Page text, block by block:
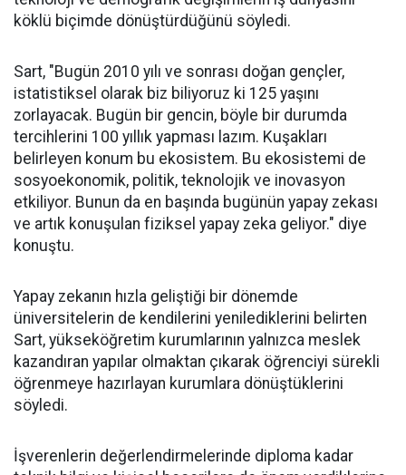
köklü biçimde dönüştürdüğünü söyledi.
Sart, "Bugün 2010 yılı ve sonrası doğan gençler,
istatistiksel olarak biz biliyoruz ki 125 yaşını
zorlayacak. Bugün bir gencin, böyle bir durumda
tercihlerini 100 yıllık yapması lazım. Kuşakları
belirleyen konum bu ekosistem. Bu ekosistemi de
sosyoekonomik, politik, teknolojik ve inovasyon
etkiliyor. Bunun da en başında bugünün yapay zekası
ve artık konuşulan fiziksel yapay zeka geliyor." diye
konuştu.
Yapay zekanın hızla geliştiği bir dönemde
üniversitelerin de kendilerini yenilediklerini belirten
Sart, yükseköğretim kurumlarının yalnızca meslek
kazandıran yapılar olmaktan çıkarak öğrenciyi sürekli
öğrenmeye hazırlayan kurumlara dönüştüklerini
söyledi.
İşverenlerin değerlendirmelerinde diploma kadar